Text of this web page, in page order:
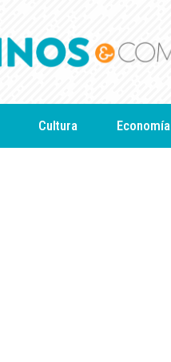
Cultura Economía